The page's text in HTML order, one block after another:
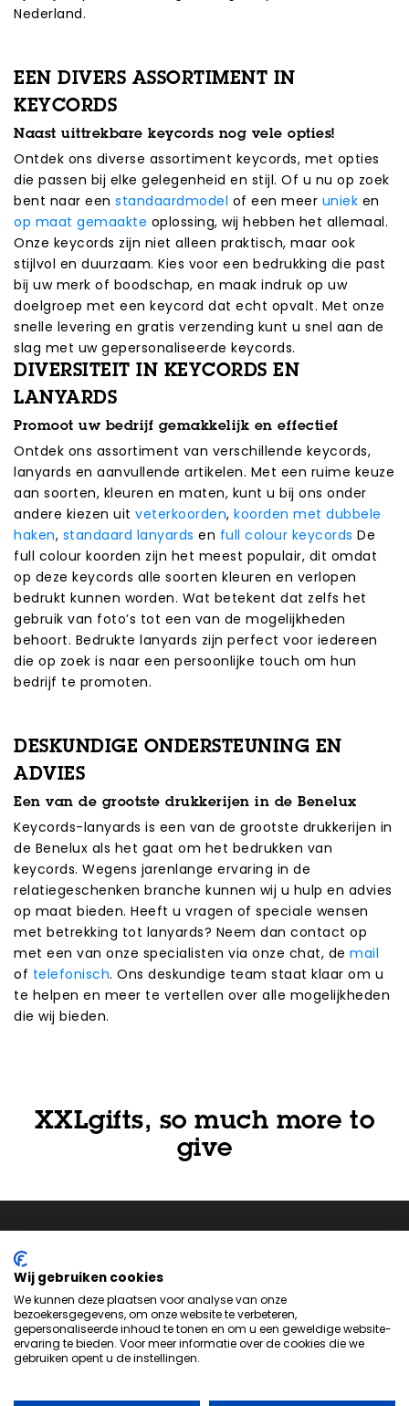
Nederland.
EEN DIVERS ASSORTIMENT IN
KEYCORDS
Naast uittrekbare keycords nog vele opties!
Ontdek ons diverse assortiment keycords, met opties
die passen bij elke gelegenheid en stijl. Of u nu op zoek
bent naar een standaardmodel of een meer uniek en
op maat gemaakte oplossing, wij hebben het allemaal.
Onze keycords zijn niet alleen praktisch, maar ook
stijlvol en duurzaam. Kies voor een bedrukking die past
bij uw merk of boodschap, en maak indruk op uw
doelgroep met een keycord dat echt opvalt. Met onze
snelle levering en gratis verzending kunt u snel aan de
slag met uw gepersonaliseerde keycords.
DIVERSITEIT IN KEYCORDS EN
LANYARDS
Promoot uw bedrijf gemakkelijk en effectief
Ontdek ons assortiment van verschillende keycords,
lanyards en aanvullende artikelen. Met een ruime keuze
aan soorten, kleuren en maten, kunt u bij ons onder
andere kiezen uit veterkoorden, koorden met dubbele
haken, standaard lanyards en full colour keycords De
full colour koorden zijn het meest populair, dit omdat
op deze keycords alle soorten kleuren en verlopen
bedrukt kunnen worden. Wat betekent dat zelfs het
gebruik van foto’s tot een van de mogelijkheden
behoort. Bedrukte lanyards zijn perfect voor iedereen
die op zoek is naar een persoonlijke touch om hun
bedrijf te promoten.
DESKUNDIGE ONDERSTEUNING EN
ADVIES
Een van de grootste drukkerijen in de Benelux
Keycords-lanyards is een van de grootste drukkerijen in
de Benelux als het gaat om het bedrukken van
keycords. Wegens jarenlange ervaring in de
relatiegeschenken branche kunnen wij u hulp en advies
op maat bieden. Heeft u vragen of speciale wensen
met betrekking tot lanyards? Neem dan contact op
met een van onze specialisten via onze chat, de mail
of telefonisch. Ons deskundige team staat klaar om u
te helpen en meer te vertellen over alle mogelijkheden
die wij bieden.
XXLgifts, so much more to
give
Neemcontactmet ons op om te zien hoe we je kunnen
helpen bij het maken van het perfecte product voor jouw
volgende evenement of project.
Wij gebruiken cookies
We kunnen deze plaatsen voor analyse van onze
bezoekersgegevens, om onze website te verbeteren,
gepersonaliseerde inhoud te tonen en om u een geweldige website-
ervaring te bieden. Voor meer informatie over de cookies die we
gebruiken opent u de instellingen.